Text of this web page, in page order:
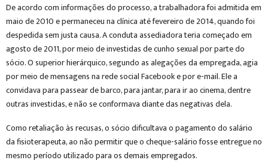
De acordo com informações do processo, a trabalhadora foi admitida em
maio de 2010 e permaneceu na clínica até fevereiro de 2014, quando foi
despedida sem justa causa. A conduta assediadora teria começado em
agosto de 2011, por meio de investidas de cunho sexual por parte do
sócio. O superior hierárquico, segundo as alegações da empregada, agia
por meio de mensagens na rede social Facebook e por e-mail. Ele a
convidava para passear de barco, para jantar, para ir ao cinema, dentre
outras investidas, e não se conformava diante das negativas dela.
Como retaliação às recusas, o sócio dificultava o pagamento do salário
da fisioterapeuta, ao não permitir que o cheque-salário fosse entregue no
mesmo período utilizado para os demais empregados.